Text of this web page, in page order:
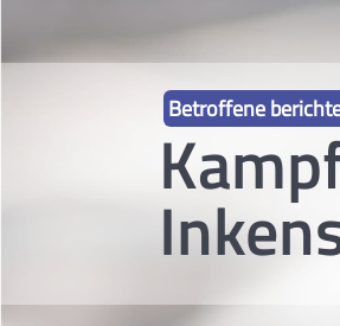
Betroffene